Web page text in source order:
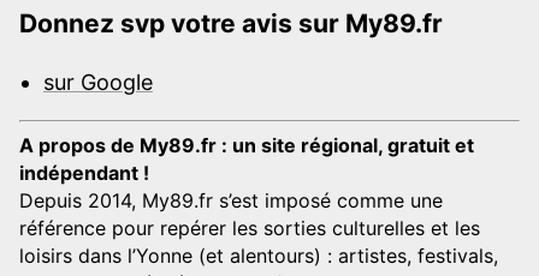
Donnez svp votre avis sur My89.fr
sur Google
A propos de My89.fr : un site régional, gratuit et
indépendant !
Depuis 2014, My89.fr s’est imposé comme une
référence pour repérer les sorties culturelles et les
loisirs dans l’Yonne (et alentours) : artistes, festivals,